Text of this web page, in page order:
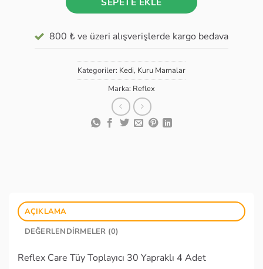
800 ₺ ve üzeri alışverişlerde kargo bedava
Kategoriler: Kedi, Kuru Mamalar
Marka: Reflex
AÇIKLAMA
DEĞERLENDIRMELER (0)
Reflex Care Tüy Toplayıcı 30 Yapraklı 4 Adet